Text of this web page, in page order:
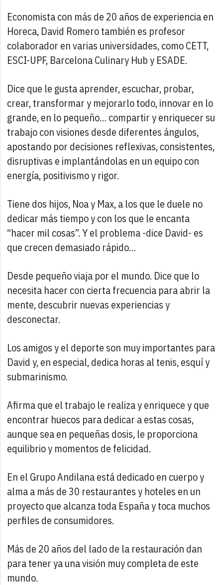
Economista con más de 20 años de experiencia en
Horeca, David Romero también es profesor
colaborador en varias universidades, como CETT,
ESCI-UPF, Barcelona Culinary Hub y ESADE.
Dice que le gusta aprender, escuchar, probar,
crear, transformar y mejorarlo todo, innovar en lo
grande, en lo pequeño… compartir y enriquecer su
trabajo con visiones desde diferentes ángulos,
apostando por decisiones reflexivas, consistentes,
disruptivas e implantándolas en un equipo con
energía, positivismo y rigor.
Tiene dos hijos, Noa y Max, a los que le duele no
dedicar más tiempo y con los que le encanta
“hacer mil cosas”. Y el problema -dice David- es
que crecen demasiado rápido…
Desde pequeño viaja por el mundo. Dice que lo
necesita hacer con cierta frecuencia para abrir la
mente, descubrir nuevas experiencias y
desconectar.
Los amigos y el deporte son muy importantes para
David y, en especial, dedica horas al tenis, esquí y
submarinismo.
Afirma que el trabajo le realiza y enriquece y que
encontrar huecos para dedicar a estas cosas,
aunque sea en pequeñas dosis, le proporciona
equilibrio y momentos de felicidad.
En el Grupo Andilana está dedicado en cuerpo y
alma a más de 30 restaurantes y hoteles en un
proyecto que alcanza toda España y toca muchos
perfiles de consumidores.
Más de 20 años del lado de la restauración dan
para tener ya una visión muy completa de este
mundo.